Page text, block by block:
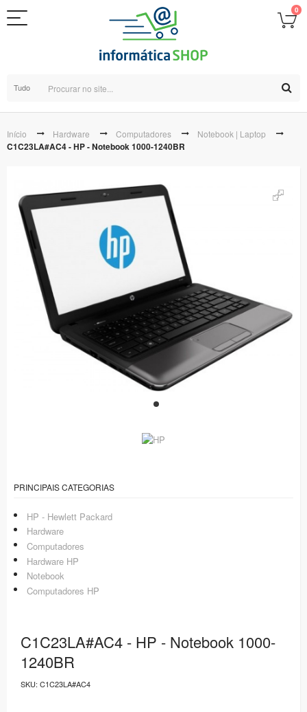
0
Tudo
Início Hardware Computadores Notebook | Laptop
C1C23LA#AC4 - HP - Notebook 1000-1240BR
PRINCIPAIS CATEGORIAS
HP - Hewlett Packard
Hardware
Computadores
Hardware HP
Notebook
Computadores HP
C1C23LA#AC4 - HP - Notebook 1000-
1240BR
SKU: C1C23LA#AC4